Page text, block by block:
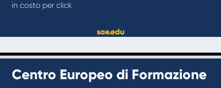
in costo per click
sae.edu
Centro Europeo di Formazione